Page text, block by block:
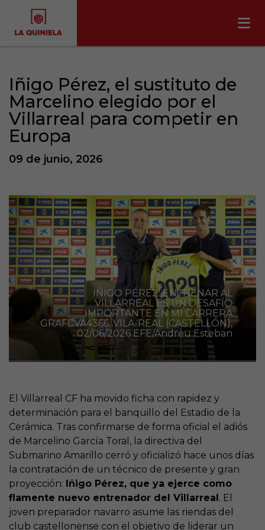
Iñigo Pérez, el sustituto de
Marcelino elegido por el
Villarreal para competir en
Europa
09 de junio, 2026
IÑIGO PÉREZ: ENTRENAR AL
VILLARREAL ES UN DESAFÍO
IMPORTANTE EN MI CARRERA
GRAFCVA4366. VILA-REAL (CASTELLÓN),
02/06/2026 EFE/Andreu Esteban
El Villarreal CF ha movido ficha con rapidez y
determinación para el banquillo del Estadio de la
Cerámica. Tras confirmarse de forma oficial el adiós
de Marcelino García Toral, la directiva del
Submarino Amarillo cerró y oficializó hace unos días
la contratación de un técnico de presente y gran
proyección: Iñigo Pérez, que ya ejerce como
flamente nuevo entrenador del Villarreal. El
joven preparador navarro asume las riendas del
club castellonense con el objetivo de liderar un